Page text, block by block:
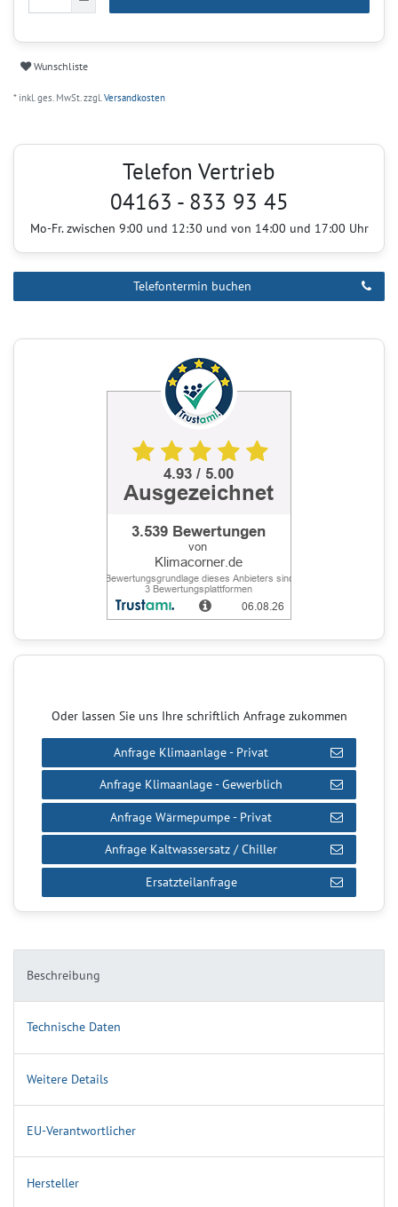
Wunschliste
* inkl. ges. MwSt. zzgl.Versandkosten
Beschreibung
Technische Daten
Weitere Details
EU-Verantwortlicher
Hersteller
Telefon Vertrieb
04163 - 833 93 45
Mo-Fr. zwischen 9:00 und 12:30 und von 14:00 und 17:00 Uhr
Telefontermin buchen
Oder lassen Sie uns Ihre schriftlich Anfrage zukommen
Anfrage Klimaanlage - Privat
Anfrage Klimaanlage - Gewerblich
Anfrage Wärmepumpe - Privat
Anfrage Kaltwassersatz / Chiller
Ersatzteilanfrage